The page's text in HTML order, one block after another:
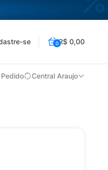
se 0R$ 0,00
Central Araujo